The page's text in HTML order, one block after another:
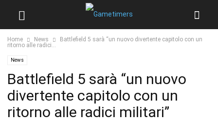
Home News
Battlefield 5 sarà “un nuovo divertente capitolo con un
ritorno alle radici...
News
Battlefield 5 sarà “un nuovo
divertente capitolo con un
ritorno alle radici militari”